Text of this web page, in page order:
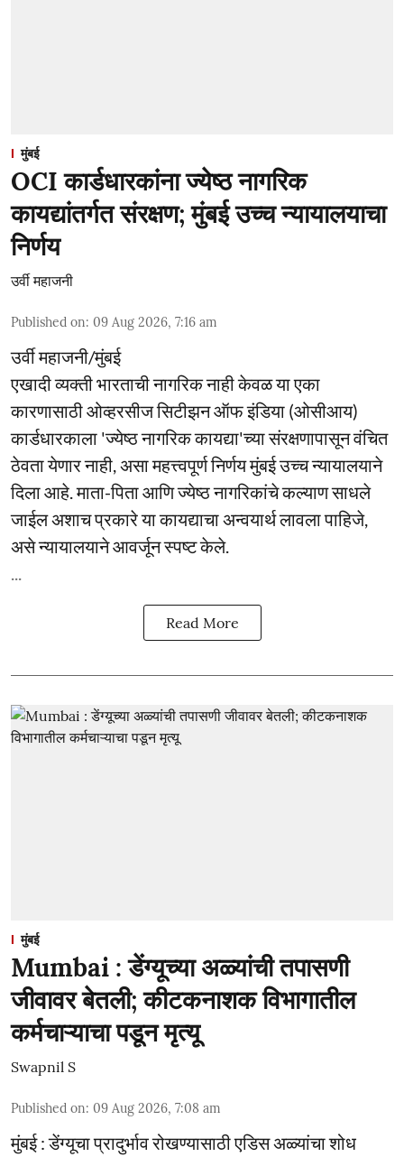
मुंबई
OCI कार्डधारकांना ज्येष्ठ नागरिक
कायद्यांतर्गत संरक्षण; मुंबई उच्च न्यायालयाचा
निर्णय
उर्वी महाजनी
Published on: 09 Aug 2026, 7:16 am
उर्वी महाजनी/मुंबई
एखादी व्यक्ती भारताची नागरिक नाही केवळ या एका
कारणासाठी ओव्हरसीज सिटीझन ऑफ इंडिया (ओसीआय)
कार्डधारकाला 'ज्येष्ठ नागरिक कायद्या'च्या संरक्षणापासून वंचित
ठेवता येणार नाही, असा महत्त्वपूर्ण निर्णय मुंबई उच्च न्यायालयाने
दिला आहे. माता-पिता आणि ज्येष्ठ नागरिकांचे कल्याण साधले
जाईल अशाच प्रकारे या कायद्याचा अन्वयार्थ लावला पाहिजे,
असे न्यायालयाने आवर्जून स्पष्ट केले.
...
Read More
मुंबई
Mumbai : डेंग्यूच्या अळ्यांची तपासणी
जीवावर बेतली; कीटकनाशक विभागातील
कर्मचाऱ्याचा पडून मृत्यू
Swapnil S
Published on: 09 Aug 2026, 7:08 am
मुंबई : डेंग्यूचा प्रादुर्भाव रोखण्यासाठी एडिस अळ्यांचा शोध